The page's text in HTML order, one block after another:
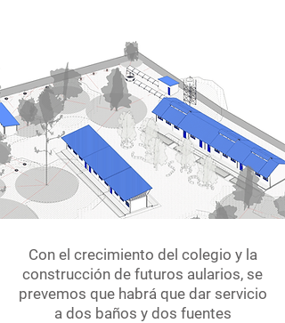
Con el crecimiento del colegio y la
construcción de futuros aularios, se
prevemos que habrá que dar servicio
a dos baños y dos fuentes